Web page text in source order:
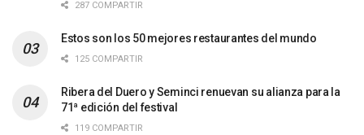
287 COMPARTIR
Estos son los 50 mejores restaurantes del mundo
125 COMPARTIR
Ribera del Duero y Seminci renuevan su alianza para la
71ª edición del festival
119 COMPARTIR